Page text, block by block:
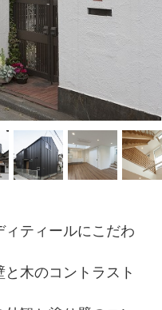
ィティールにこだわ
木のコントラスト